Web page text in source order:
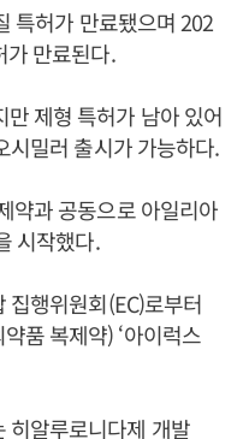
특허가 만료됐으며 202
가 만료된다.
제형 특허가 남아 있어
시밀러 출시가 가능하다.
약과 공동으로 아일리아
시작했다.
행위원회(EC)로부터
품 복제약) ‘아이럭스
알루로니다제 개발